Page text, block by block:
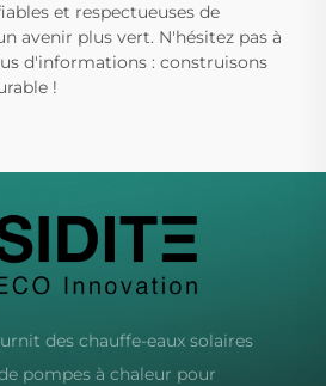
et respectueuses de
avenir plus vert. N'hésitez pas à
d'informations : construisons
!
des chauffe-eaux solaires
pompes à chaleur pour